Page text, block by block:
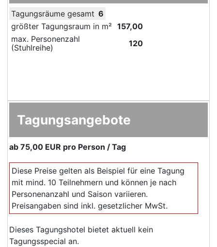
Tagungsräume gesamt 6
größter Tagungsraum in m² 157,00
max. Personenzahl
(Stuhlreihe)
120
Tagungsangebote
ab 75,00 EUR pro Person / Tag
Diese Preise gelten als Beispiel für eine Tagung
mit mind. 10 Teilnehmern und können je nach
Personenanzahl und Saison variieren.
Preisangaben sind inkl. gesetzlicher MwSt.
Dieses Tagungshotel bietet aktuell kein
Tagungsspecial an.